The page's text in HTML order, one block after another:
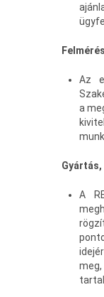
Felmérés
Az
a
A